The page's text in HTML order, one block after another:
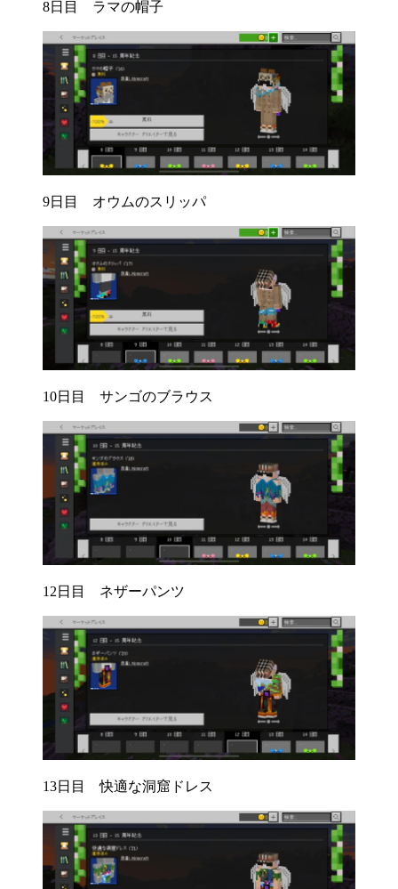
8日目 ラマの帽子
9日目 オウムのスリッパ
10日目 サンゴのブラウス
12日目 ネザーパンツ
13日目 快適な洞窟ドレス